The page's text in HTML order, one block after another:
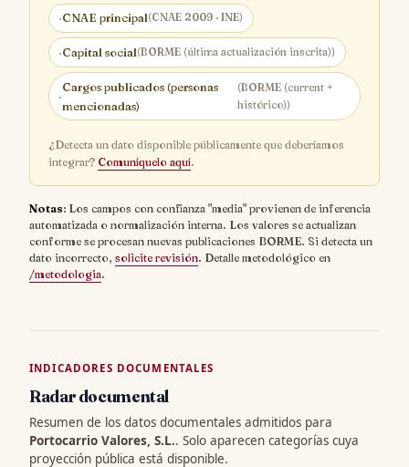
·CNAE principal(CNAE 2009 · INE)
·Capital social(BORME (última actualización inscrita))
·
Cargos publicados (personas
mencionadas)
(BORME (current +
histórico))
¿Detecta un dato disponible públicamente que deberíamos
integrar? Comuníquelo aquí.
Notas: Los campos con confianza "media" provienen de inferencia
automatizada o normalización interna. Los valores se actualizan
conforme se procesan nuevas publicaciones BORME. Si detecta un
dato incorrecto, solicite revisión. Detalle metodológico en
/metodologia.
INDICADORES DOCUMENTALES
Radar documental
Resumen de los datos documentales admitidos para
Portocarrio Valores, S.L.. Solo aparecen categorías cuya
proyección pública está disponible.